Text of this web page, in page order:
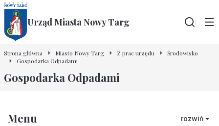
Urząd Miasta Nowy Targ
Strona główna Miasto Nowy Targ Z prac urzędu
Środowisko
Gospodarka Odpadami
Gospodarka Odpadami
Menu rozwiń